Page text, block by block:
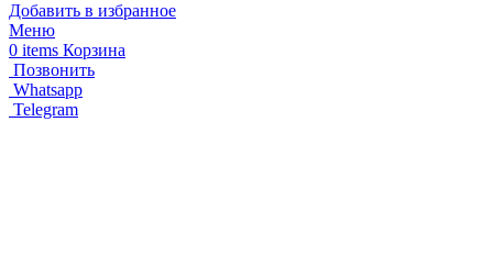
Добавить в избранное
Меню
0 items Корзина
Позвонить
Whatsapp
Telegram